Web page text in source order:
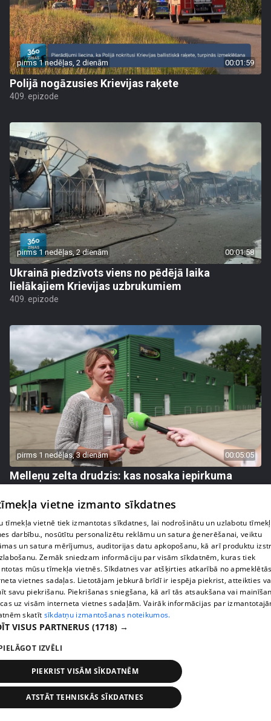
pirms 1 nedēļas, 2 dienām 00:01:59
Polijā nogāzusies Krievijas raķete
409. epizode
pirms 1 nedēļas, 2 dienām 00:01:58
Ukrainā piedzīvots viens no pēdējā laika
lielākajiem Krievijas uzbrukumiem
409. epizode
pirms 1 nedēļas, 3 dienām 00:05:05
Melleņu zelta drudzis: kas nosaka iepirkuma
409. epizode
pirms 1 nedēļas, 3 dienām
Ogas un sēnes šogad dārgākas, bet uzpirkšanas
punktos to krietni mazāk
vietne izmanto sīkdatnes
tīmekļa vietnē tiek izmantotas sīkdatnes, lai nodrošinātu un uzlabotu
darbību., nosūtītu personalizētu reklāmu un satura ģenerēšanai, veiktu
un satura mērījumus, auditorijas datu apkopošanu, kā arī produktu
Zemāk sniedzam informāciju par visām sīkdatnēm, kuras tiek
mūsu tīmekļa vietnēs. Sīkdatnes var atšķirties atkarībā no
vietnes sadaļas. Lietotājam jebkurā brīdī ir iespēja piekrist, atteikties
savu piekrišanu. Piekrišanas sniegšana, kā arī tās atsaukšana vai
uz visām interneta vietnes sadaļām. Vairāk informācijas par
skatīt sīkdatņu izmantošanas noteikumos.
VISUS PARTNERUS (1718) →
IZVĒLI
PIEKRIST VISĀM SĪKDATNĒM
ATSTĀT TEHNISKĀS SĪKDATNES